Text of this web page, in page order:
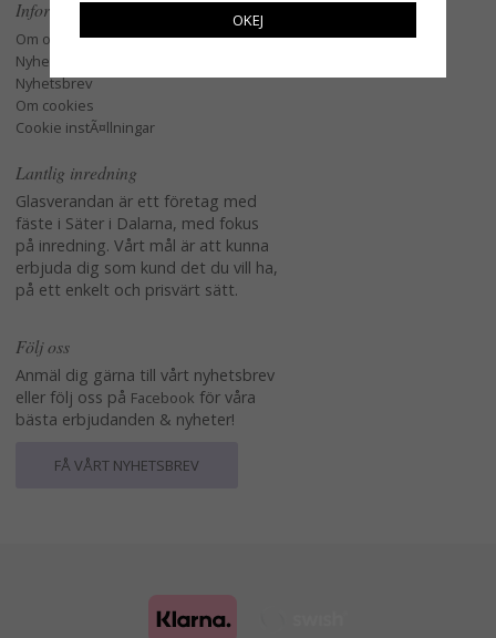
Information
Om oss
Nyheter
Nyhetsbrev
Om cookies
Cookie instÃ¤llningar
Lantlig inredning
Glasverandan är ett företag med
fäste i Säter i Dalarna, med fokus
på inredning. Vårt mål är att kunna
erbjuda dig som kund det du vill ha,
på ett enkelt och prisvärt sätt.
Följ oss
Anmäl dig gärna till vårt nyhetsbrev
eller följ oss på Facebook för våra
bästa erbjudanden & nyheter!
FÅ VÅRT NYHETSBREV
OKEJ